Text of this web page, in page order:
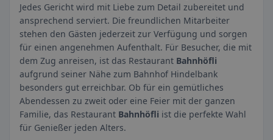
Jedes Gericht wird mit Liebe zum Detail zubereitet und
ansprechend serviert. Die freundlichen Mitarbeiter
stehen den Gästen jederzeit zur Verfügung und sorgen
für einen angenehmen Aufenthalt. Für Besucher, die mit
dem Zug anreisen, ist das Restaurant Bahnhöfli
aufgrund seiner Nähe zum Bahnhof Hindelbank
besonders gut erreichbar. Ob für ein gemütliches
Abendessen zu zweit oder eine Feier mit der ganzen
Familie, das Restaurant Bahnhöfli ist die perfekte Wahl
für Genießer jeden Alters.